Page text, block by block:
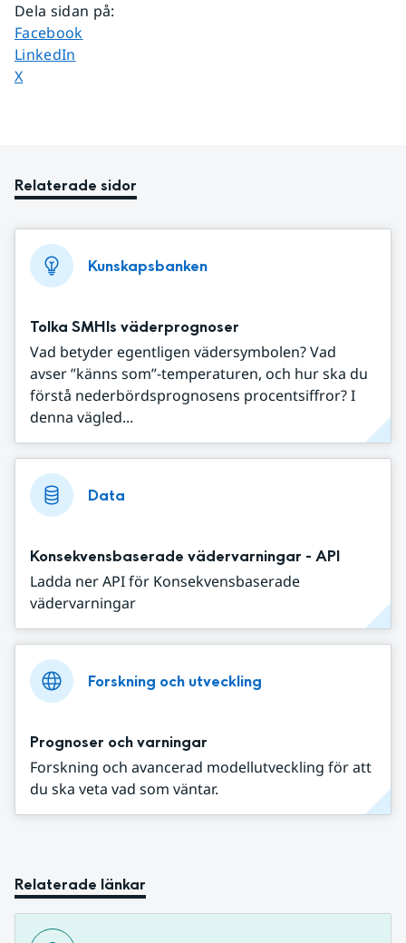
Dela sidan på:
Dela sidan på
Facebook
Dela sidan på
LinkedIn
Dela sidan på
X
Relaterade sidor
Kunskapsbanken
Tolka SMHIs väderprognoser
Vad betyder egentligen vädersymbolen? Vad
avser ”känns som”-temperaturen, och hur ska du
förstå nederbördsprognosens procentsiffror? I
denna vägled...
Data
Konsekvensbaserade vädervarningar - API
Ladda ner API för Konsekvensbaserade
vädervarningar
Forskning och utveckling
Prognoser och varningar
Forskning och avancerad modellutveckling för att
du ska veta vad som väntar.
Relaterade länkar